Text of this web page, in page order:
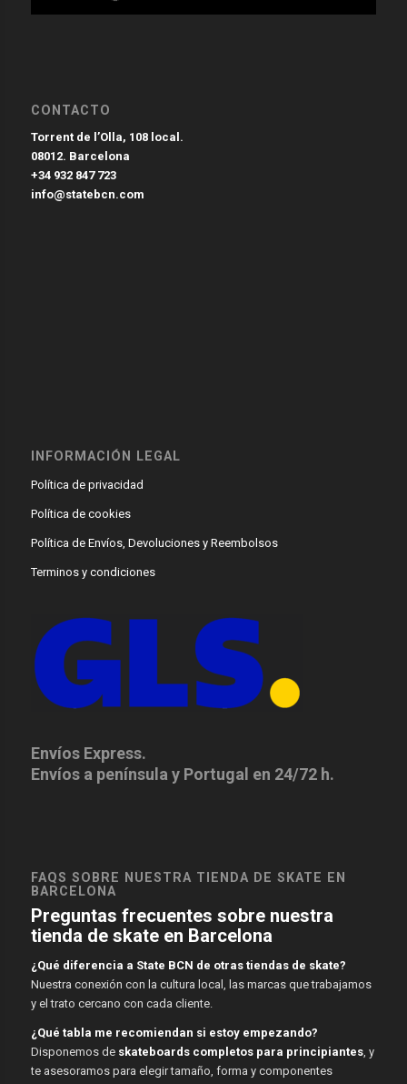
CONTACTO
Torrent de l’Olla, 108 local.
08012. Barcelona
+34 932 847 723
info@statebcn.com
INFORMACIÓN LEGAL
Política de privacidad
Política de cookies
Política de Envíos, Devoluciones y Reembolsos
Terminos y condiciones
Envíos Express.
Envíos a península y Portugal en 24/72 h.
FAQS SOBRE NUESTRA TIENDA DE SKATE EN
BARCELONA
Preguntas frecuentes sobre nuestra
tienda de skate en Barcelona
¿Qué diferencia a State BCN de otras tiendas de skate?
Nuestra conexión con la cultura local, las marcas que trabajamos
y el trato cercano con cada cliente.
¿Qué tabla me recomiendan si estoy empezando?
Disponemos de skateboards completos para principiantes, y
te asesoramos para elegir tamaño, forma y componentes